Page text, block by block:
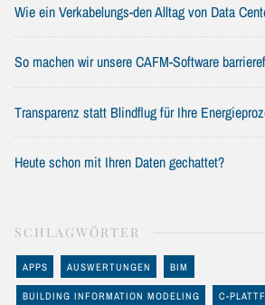
Wie ein Verkabelungs-den Alltag von Data
So machen wir unsere CAFM-Software
Transparenz statt Blindflug für Ihre
Heute schon mit Ihren Daten gechattet?
SCHLAGWÖRTER
APPS AUSWERTUNGEN BIM
BUILDING INFORMATION MODELING C-